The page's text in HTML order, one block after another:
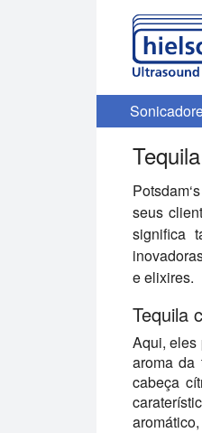
seus
significa
e elixires.
Tequila
Aqui, eles
aroma da
cabeça